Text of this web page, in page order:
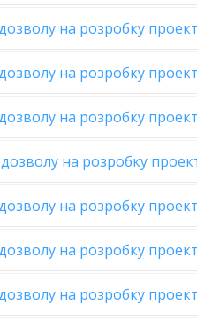
на розробку
на розробку
на розробку
на розробку
на розробку
на розробку
на розробку